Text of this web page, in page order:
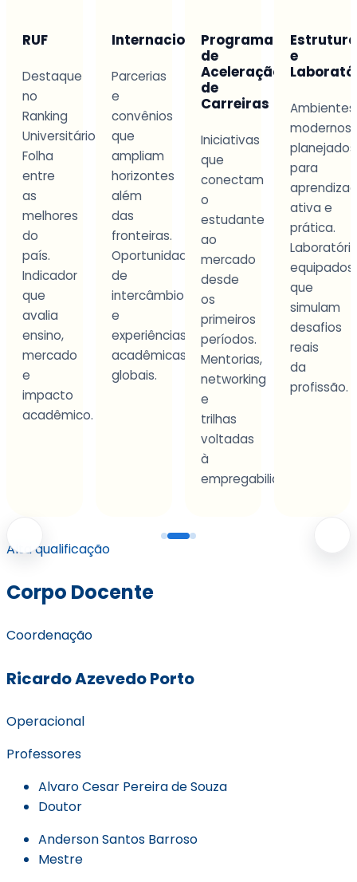
Internacionalização
Parcerias
e
convênios
que
ampliam
horizontes
além
das
fronteiras.
Oportunidades
de
intercâmbio
e
experiências
acadêmicas
globais.
Programa
Aceleração
Carreiras
Iniciativas
que
conectam
o
estudante
ao
mercado
desde
os
primeiros
períodos.
Mentorias,
networking
empregabilidade.
Estrutura
e
Laboratórios
Ambientes
planejados
para
aprendizagem
ativa e
prática.
Laboratórios
equipados
que
simulam
desafios
reais
da
profissão.
na
Prática
que
integra
teoria
aplicada
a
situações
concretas.
Projetos
e
que
autonomia
e
Alta qualificação
Corpo Docente
Coordenação
Ricardo Azevedo Porto
Operacional
Professores
Alvaro Cesar Pereira de Souza
Doutor
Anderson Santos Barroso
Mestre